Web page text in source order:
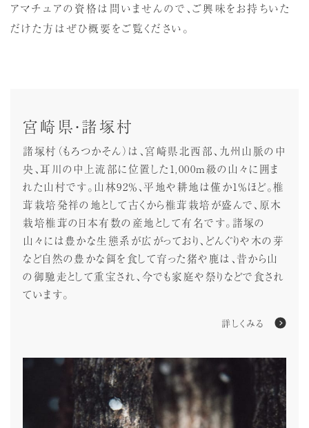
アマチュアの資格は問いませんので、ご興味をお持ちいた
だけた方はぜひ概要をご覧ください。
宮崎県・諸塚村
諸塚村（もろつかそん）は、宮崎県北西部、九州山脈の中
央、耳川の中上流部に位置した1,000m級の山々に囲ま
れた山村です。山林92％、平地や耕地は僅か1％ほど。椎
茸栽培発祥の地として古くから椎茸栽培が盛んで、原木
栽培椎茸の日本有数の産地として有名です。諸塚の
山々には豊かな生態系が広がっており、どんぐりや木の芽
など自然の豊かな餌を食して育った猪や鹿は、昔から山
の御馳走として重宝され、今でも家庭や祭りなどで食され
ています。
詳しくみる